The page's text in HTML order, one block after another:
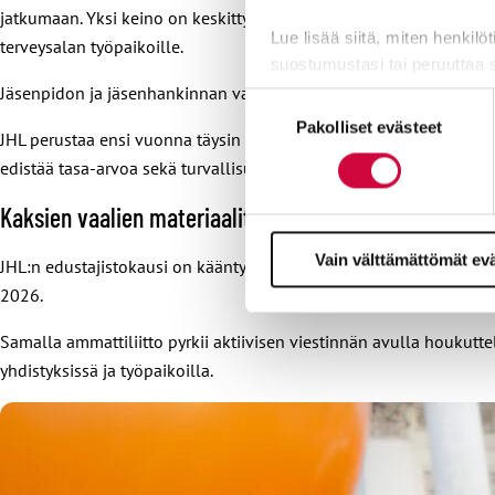
Lue lisää siitä, miten
suostumustasi tai peruuttaa
Evästeistä osa on
Suostumuksen
Pakolliset evästeet
Vain välttämättömät
jatkumaan. Yksi keino on keskittyä työpaikkakäynneissä
terveysalan työpaikoille.
Jäsenpidon ja jäsenhankinnan vahvistamiseksi JHL petraa
JHL perustaa ensi vuonna täysin uuden verkoston liiton
edistää tasa-arvoa sekä turvallisuutta työelämässä.
Kaksien vaalien materiaalit hiotaan kuntoon
JHL:n edustajistokausi on kääntymässä kohti loppuaan, ja
2026.
Samalla ammattiliitto pyrkii aktiivisen viestinnän avulla
yhdistyksissä ja työpaikoilla.